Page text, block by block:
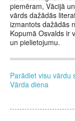
piemēram, Vācijā
vārds dažādās
izmantots dažādās
Kopumā Osvalds ir
un pielietojumu.
Parādiet visu vārdu
Vārda diena